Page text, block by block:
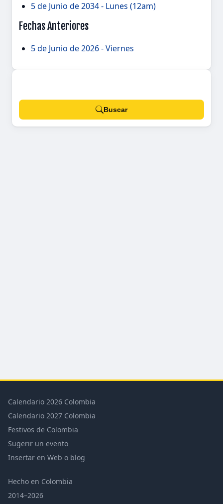
5 de Junio de 2034 - Lunes (12am)
Fechas Anteriores
5 de Junio de 2026 - Viernes
Buscar
Calendario 2026 Colombia
Calendario 2027 Colombia
Festivos de Colombia
Sugerir un evento
Insertar en Web o blog
Hecho en Colombia
2014–2026